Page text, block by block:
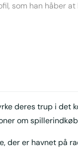
som han håber at
deres trup i det
om
der er havnet på